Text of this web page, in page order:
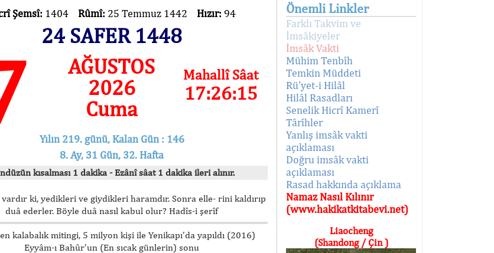
Şemsî: 1404 Rûmî: 25 Temmuz 1442 Hızır: 94
24 SAFER 1448
AĞUSTOS
2026
Cuma
Mahallî Sâat
17:26:15
Yılın 219. günü, Kalan Gün : 146
8. Ay, 31 Gün, 32. Hafta
kısalması 1 dakika - Ezânî sâat 1 dakika ileri alınır.
vardır ki, yedikleri ve giydikleri haramdır. Sonra elle- rini kaldırıp
duâ ederler. Böyle duâ nasıl kabul olur? Hadîs-i şerîf
kalabalık mitingi, 5 milyon kişi ile Yenikapı’da yapıldı (2016)
Eyyâm-ı Bahûr’un (En sıcak günlerin) sonu
Önemli Linkler
Farklı Takvim ve
İmsâkiyeler
İmsâk Vakti
Mühim Tenbîh
Temkin Müddeti
Rü'yet-i Hilâl
Hilâl Rasadları
Senelik Hicrî Kamerî
Târîhler
Yanlış imsâk vakti
açıklaması
Doğru imsâk vakti
açıklaması
Rasad hakkında açıklama
Namaz Nasıl Kılınır
(www.hakikatkitabevi.net)
Liaocheng
(Shandong / Çin )